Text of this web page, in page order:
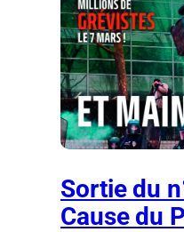
Sortie du
Cause du